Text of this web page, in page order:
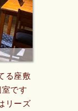
る座敷
です
リーズ